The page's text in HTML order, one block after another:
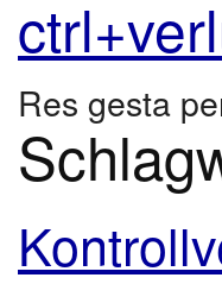
Res gesta